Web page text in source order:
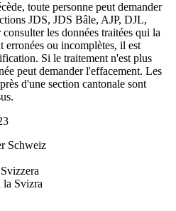
toute personne peut demander
JDS, JDS Bâle, AJP, DJL,
les données traitées qui la
erronées ou incomplètes, il est
Si le traitement n'est plus
peut demander l'effacement. Les
d'une section cantonale sont
Schweiz
Svizra